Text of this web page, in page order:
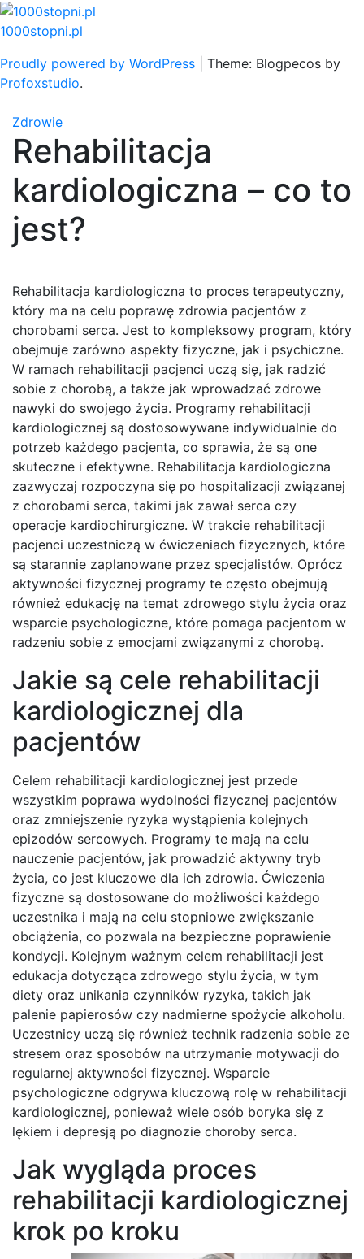
Skip
to
1000stopni.pl
Proudly powered by WordPress
Theme: Blogpecos by
Profoxstudio.
Zdrowie
Rehabilitacja
kardiologiczna – co to
jest?
Rehabilitacja kardiologiczna to proces terapeutyczny,
który ma na celu poprawę zdrowia pacjentów z
chorobami serca. Jest to kompleksowy program, który
obejmuje zarówno aspekty fizyczne, jak i psychiczne.
W ramach rehabilitacji pacjenci uczą się, jak radzić
sobie z chorobą, a także jak wprowadzać zdrowe
nawyki do swojego życia. Programy rehabilitacji
kardiologicznej są dostosowywane indywidualnie do
potrzeb każdego pacjenta, co sprawia, że są one
skuteczne i efektywne. Rehabilitacja kardiologiczna
zazwyczaj rozpoczyna się po hospitalizacji związanej
z chorobami serca, takimi jak zawał serca czy
operacje kardiochirurgiczne. W trakcie rehabilitacji
pacjenci uczestniczą w ćwiczeniach fizycznych, które
są starannie zaplanowane przez specjalistów. Oprócz
aktywności fizycznej programy te często obejmują
również edukację na temat zdrowego stylu życia oraz
wsparcie psychologiczne, które pomaga pacjentom w
radzeniu sobie z emocjami związanymi z chorobą.
Jakie są cele rehabilitacji
kardiologicznej dla
pacjentów
Celem rehabilitacji kardiologicznej jest przede
wszystkim poprawa wydolności fizycznej pacjentów
oraz zmniejszenie ryzyka wystąpienia kolejnych
epizodów sercowych. Programy te mają na celu
nauczenie pacjentów, jak prowadzić aktywny tryb
życia, co jest kluczowe dla ich zdrowia. Ćwiczenia
fizyczne są dostosowane do możliwości każdego
uczestnika i mają na celu stopniowe zwiększanie
obciążenia, co pozwala na bezpieczne poprawienie
kondycji. Kolejnym ważnym celem rehabilitacji jest
edukacja dotycząca zdrowego stylu życia, w tym
diety oraz unikania czynników ryzyka, takich jak
palenie papierosów czy nadmierne spożycie alkoholu.
Uczestnicy uczą się również technik radzenia sobie ze
stresem oraz sposobów na utrzymanie motywacji do
regularnej aktywności fizycznej. Wsparcie
psychologiczne odgrywa kluczową rolę w rehabilitacji
kardiologicznej, ponieważ wiele osób boryka się z
lękiem i depresją po diagnozie choroby serca.
Jak wygląda proces
rehabilitacji kardiologicznej
krok po kroku